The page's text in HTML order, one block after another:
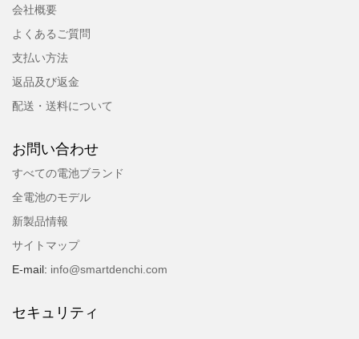
会社概要
よくあるご質問
支払い方法
返品及び返金
配送・送料について
お問い合わせ
すべての電池ブランド
全電池のモデル
新製品情報
サイトマップ
E-mail: info@smartdenchi.com
セキュリティ